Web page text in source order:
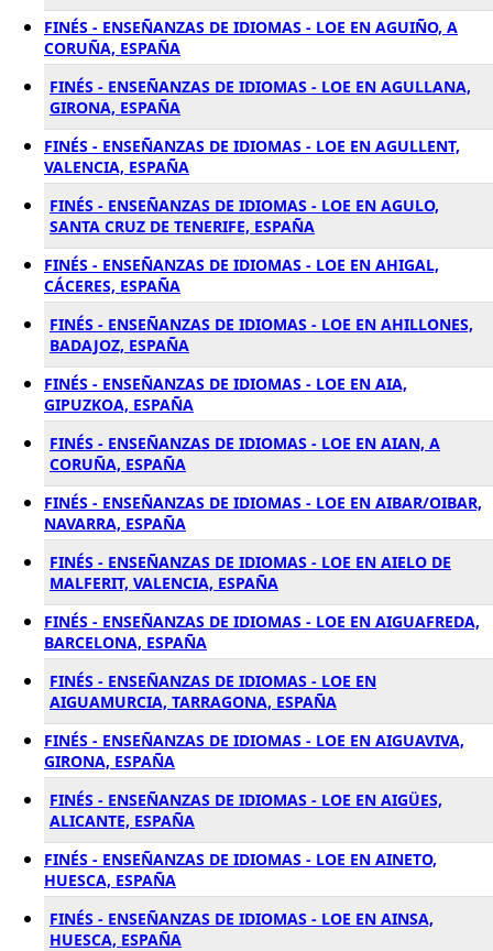
FINÉS - ENSEÑANZAS DE IDIOMAS - LOE EN AGUIÑO, A
CORUÑA, ESPAÑA
FINÉS - ENSEÑANZAS DE IDIOMAS - LOE EN AGULLANA,
GIRONA, ESPAÑA
FINÉS - ENSEÑANZAS DE IDIOMAS - LOE EN AGULLENT,
VALENCIA, ESPAÑA
FINÉS - ENSEÑANZAS DE IDIOMAS - LOE EN AGULO,
SANTA CRUZ DE TENERIFE, ESPAÑA
FINÉS - ENSEÑANZAS DE IDIOMAS - LOE EN AHIGAL,
CÁCERES, ESPAÑA
FINÉS - ENSEÑANZAS DE IDIOMAS - LOE EN AHILLONES,
BADAJOZ, ESPAÑA
FINÉS - ENSEÑANZAS DE IDIOMAS - LOE EN AIA,
GIPUZKOA, ESPAÑA
FINÉS - ENSEÑANZAS DE IDIOMAS - LOE EN AIAN, A
CORUÑA, ESPAÑA
FINÉS - ENSEÑANZAS DE IDIOMAS - LOE EN AIBAR/OIBAR,
NAVARRA, ESPAÑA
FINÉS - ENSEÑANZAS DE IDIOMAS - LOE EN AIELO DE
MALFERIT, VALENCIA, ESPAÑA
FINÉS - ENSEÑANZAS DE IDIOMAS - LOE EN AIGUAFREDA,
BARCELONA, ESPAÑA
FINÉS - ENSEÑANZAS DE IDIOMAS - LOE EN
AIGUAMURCIA, TARRAGONA, ESPAÑA
FINÉS - ENSEÑANZAS DE IDIOMAS - LOE EN AIGUAVIVA,
GIRONA, ESPAÑA
FINÉS - ENSEÑANZAS DE IDIOMAS - LOE EN AIGÜES,
ALICANTE, ESPAÑA
FINÉS - ENSEÑANZAS DE IDIOMAS - LOE EN AINETO,
HUESCA, ESPAÑA
FINÉS - ENSEÑANZAS DE IDIOMAS - LOE EN AINSA,
HUESCA, ESPAÑA